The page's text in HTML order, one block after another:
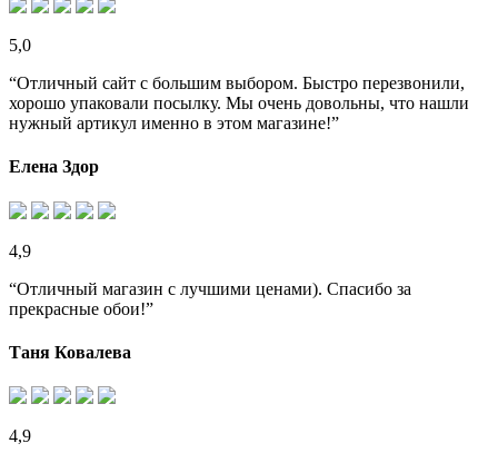
5,0
“Отличный сайт с большим выбором. Быстро перезвонили,
хорошо упаковали посылку. Мы очень довольны, что нашли
нужный артикул именно в этом магазине!”
Елена Здор
4,9
“Отличный магазин с лучшими ценами). Спасибо за
прекрасные обои!”
Таня Ковалева
4,9